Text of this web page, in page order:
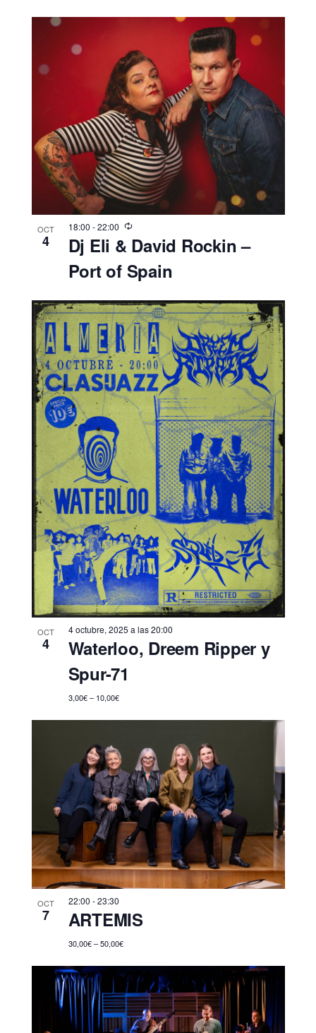
OCT
4
18:00 -22:00
Dj Eli & David Rockin –
Port of Spain
OCT
4
4 octubre, 2025 a las 20:00
Waterloo, Dreem Ripper y
Spur-71
3,00€ – 10,00€
OCT
7
22:00 -23:30
ARTEMIS
30,00€ – 50,00€